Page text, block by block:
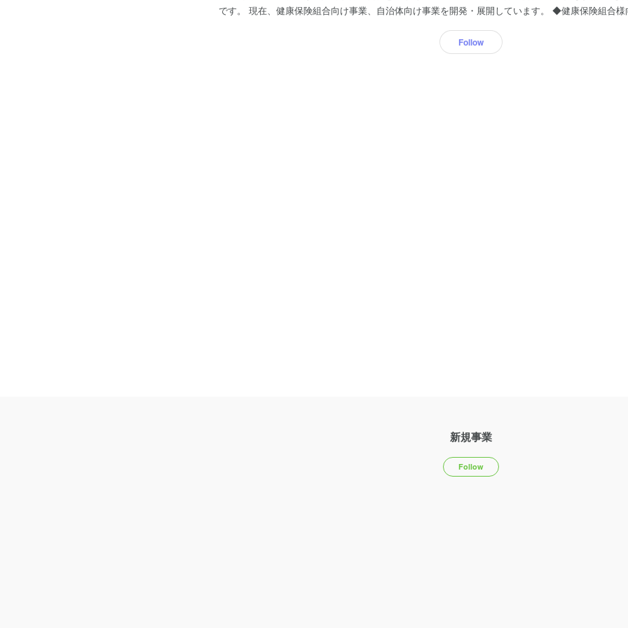
です。 現在、健康保険組合向け事業、自治体向け事業を開発・展開しています。 ◆健康保険組合様向けーセルフメディケー
ご支援します。 ①専門家の知見を集積させた「あなたの薬箱」サービス ②データを活用したセルフ
Follow
新規事業
Follow